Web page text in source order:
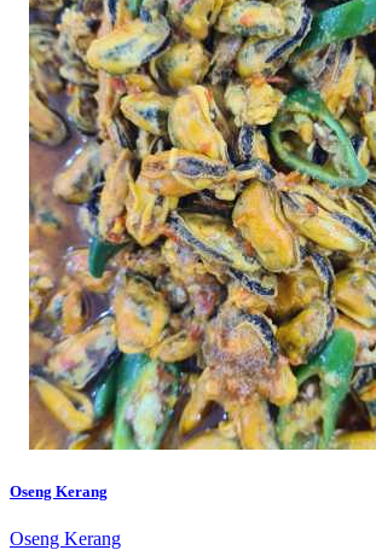
Oseng Kerang
Oseng Kerang